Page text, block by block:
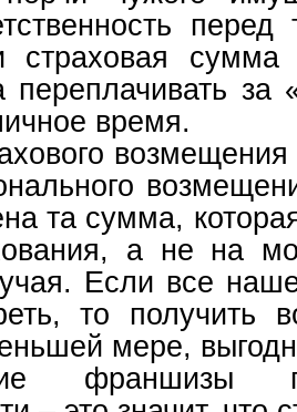
страховая сумма
за
время.
возмещения
та сумма,
а не на
Если все
то получить
мере,
франшизы